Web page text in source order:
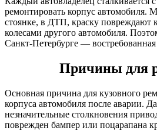
ремонтировать корпус автомобиля.
стоянке, в ДТП, краску повреждают
колесами другого автомобиля.
Санкт-Петербурге — востребованная
Причины для
Основная причина для кузовного
корпуса автомобиля после аварии.
незначительные столкновения
поврежден бампер или поцарапана